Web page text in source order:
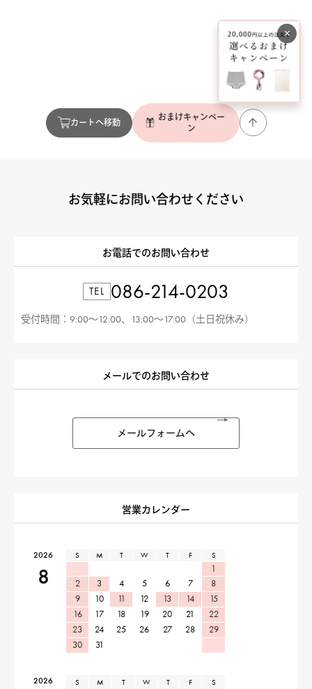
×
カートへ移動
おまけキャンペー
ン
お気軽にお問い合わせください
お電話でのお問い合わせ
TEL 086-214-0203
受付時間：9:00〜12:00、13:00〜17:00（土日祝休み）
メールでのお問い合わせ
メールフォームへ
営業カレンダー
2026
8
S M T W T F S
1
2
3 4 5 6 7
8
9
10 11 12 13 14
15
16
17 18 19 20 21
22
23
24 25 26 27 28
29
30
31
2026 S M T W T F S